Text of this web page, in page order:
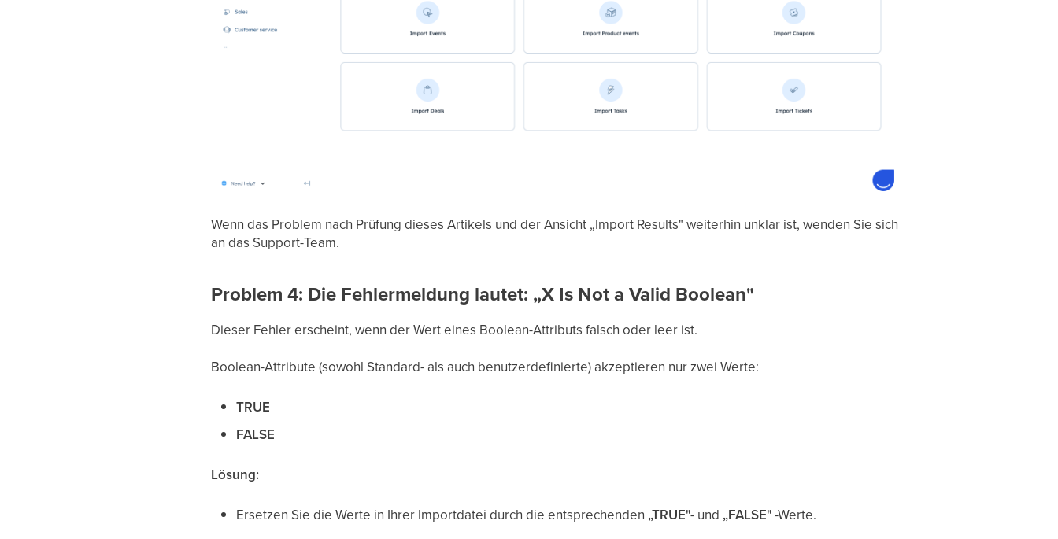
Wenn das Problem nach Prüfung dieses Artikels und der Ansicht „Import Results" weiterhin unklar ist, wenden Sie sich
an das Support-Team.
Problem 4: Die Fehlermeldung lautet: „X Is Not a Valid Boolean"
Dieser Fehler erscheint, wenn der Wert eines Boolean-Attributs falsch oder leer ist.
Boolean-Attribute (sowohl Standard- als auch benutzerdefinierte) akzeptieren nur zwei Werte:
TRUE
FALSE
Lösung:
Ersetzen Sie die Werte in Ihrer Importdatei durch die entsprechenden „TRUE"- und „FALSE"-Werte.